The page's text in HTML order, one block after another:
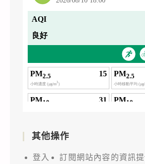
其他操作
登入
訂閱網站內容的資訊